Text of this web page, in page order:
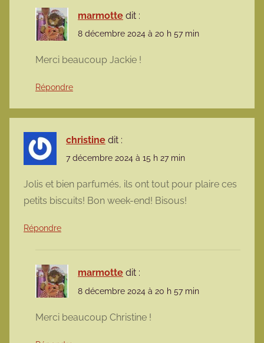
marmotte dit :
8 décembre 2024 à 20 h 57 min
Merci beaucoup Jackie !
Répondre
christine dit :
7 décembre 2024 à 15 h 27 min
Jolis et bien parfumés, ils ont tout pour plaire ces
petits biscuits! Bon week-end! Bisous!
Répondre
marmotte dit :
8 décembre 2024 à 20 h 57 min
Merci beaucoup Christine !